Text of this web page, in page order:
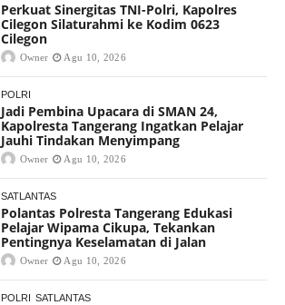
Perkuat Sinergitas TNI-Polri, Kapolres
Cilegon Silaturahmi ke Kodim 0623
Cilegon
Owner Agu 10, 2026
POLRI
Jadi Pembina Upacara di SMAN 24,
Kapolresta Tangerang Ingatkan Pelajar
Jauhi Tindakan Menyimpang
Owner Agu 10, 2026
SATLANTAS
Polantas Polresta Tangerang Edukasi
Pelajar Wipama Cikupa, Tekankan
Pentingnya Keselamatan di Jalan
Owner Agu 10, 2026
POLRI SATLANTAS